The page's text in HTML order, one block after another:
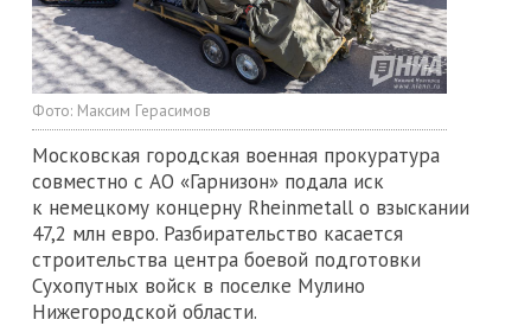
Фото: Максим Герасимов
Московская городская военная прокуратура
совместно с АО «Гарнизон» подала иск
к немецкому концерну Rheinmetall о взыскании
47,2 млн евро. Разбирательство касается
строительства центра боевой подготовки
Сухопутных войск в поселке Мулино
Нижегородской области.